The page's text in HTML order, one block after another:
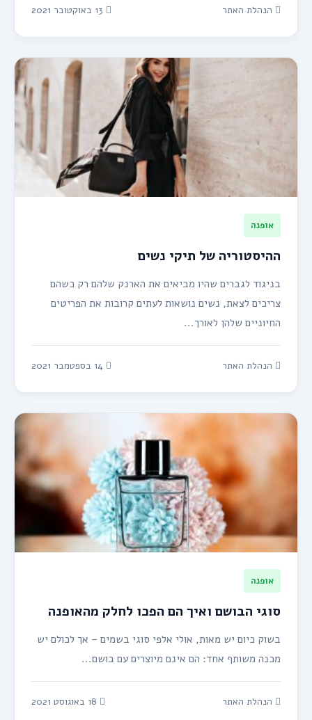
הנהלת האתר
אופנה
ההיסטוריה של תיקי נשים
בניגוד לגברים שהיו מביאים את הארנק שלהם רק כשהם
צריכים לצאת, נשים נושאות לעתים קרובות את הפריטים
החיוניים שלהן לאורך...
הנהלת האתר
אופנה
סוגי הבושם ואיך הם הפכו לחלק מהאופנה
בשוק כיום יש מאות, אולי אלפי סוגי בשמים – אך לכולם יש
מכנה משותף אחד: הם אינם מיוצרים עם בושם...
הנהלת האתר